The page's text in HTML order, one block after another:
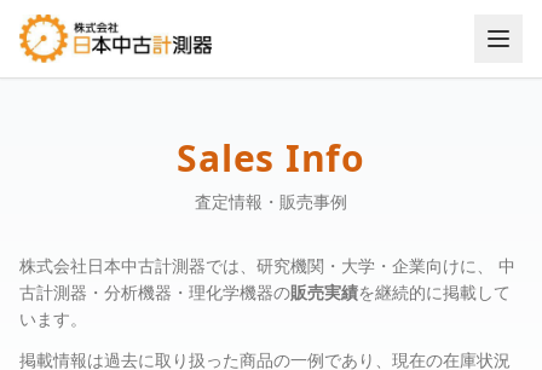
Sales Info
査定情報・販売事例
株式会社日本中古計測器では、研究機関・大学・企業向けに、 中
古計測器・分析機器・理化学機器の販売実績を継続的に掲載して
います。
掲載情報は過去に取り扱った商品の一例であり、現在の在庫状況